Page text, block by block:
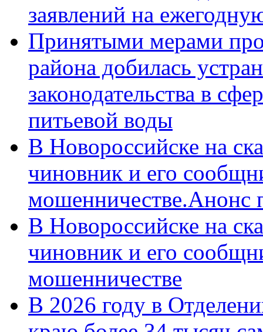
заявлений на
Принятыми мерами
района добилась
законодательства в
питьевой воды
В Новороссийске на
чиновник и его
мошенничестве.Анонс
В Новороссийске на
чиновник и его
мошенничестве
В 2026 году в